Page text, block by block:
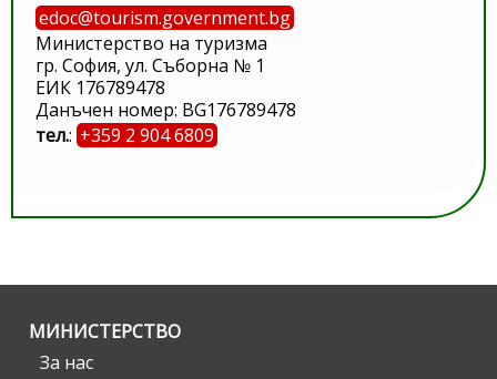
edoc@tourism.government.bg
Министерство на туризма
гр. София, ул. Съборна № 1
ЕИК 176789478
Данъчен номер: BG176789478
тел.: +359 2 904 6809
МИНИСТЕРСТВО
За нас